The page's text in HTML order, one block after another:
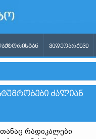
ᲕᲘᲓᲔᲝᲐᲠᲥᲘᲕᲘ
ᲫᲐᲚᲘᲐᲜ
რადიკალები